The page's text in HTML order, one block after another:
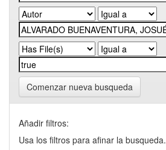
Comenzar nueva busqueda
Añadir filtros:
Usa los filtros para afinar la busqueda.